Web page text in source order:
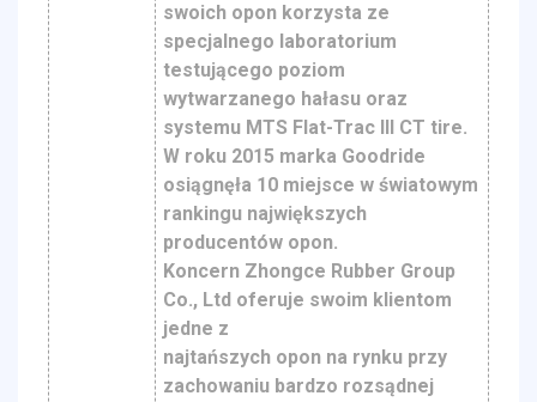
swoich opon korzysta ze
specjalnego laboratorium
testującego poziom
wytwarzanego hałasu oraz
systemu MTS Flat-Trac III CT tire.
W roku 2015 marka Goodride
osiągnęła 10 miejsce w światowym
rankingu największych
producentów opon.
Koncern Zhongce Rubber Group
Co., Ltd oferuje swoim klientom
jedne z
najtańszych opon na rynku przy
zachowaniu bardzo rozsądnej